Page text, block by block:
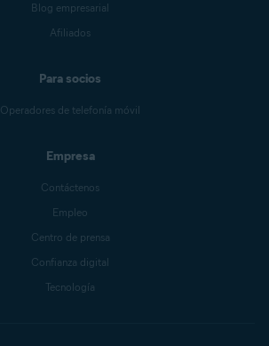
Blog empresarial
Afiliados
Para socios
Operadores de telefonía móvil
Empresa
Contáctenos
Empleo
Centro de prensa
Confianza digital
Tecnología